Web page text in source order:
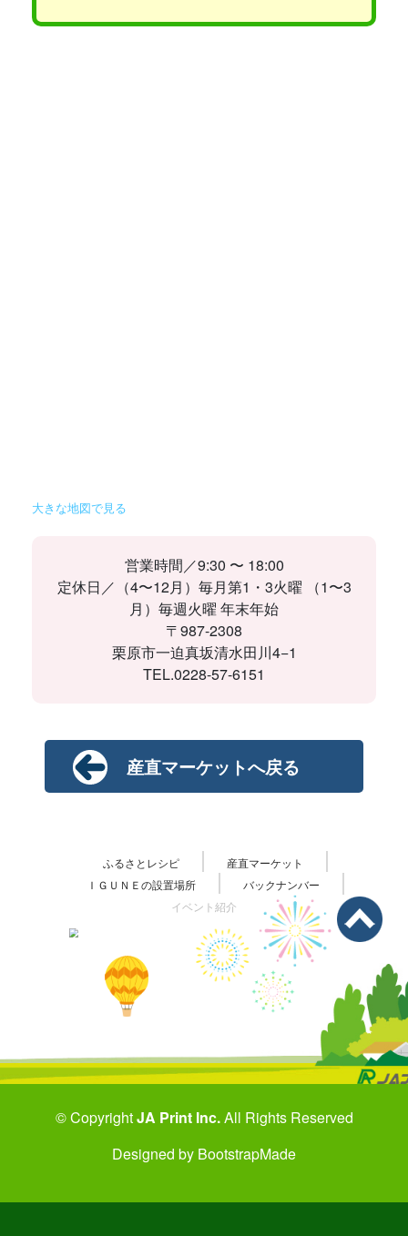
大きな地図で見る
営業時間／9:30 〜 18:00
定休日／（4〜12月）毎月第1・3火曜 （1〜3
月）毎週火曜 年末年始
〒987-2308
栗原市一迫真坂清水田川4−1
TEL.0228-57-6151
産直マーケットへ戻る
ふるさとレシピ
産直マーケット
ＩＧＵＮＥの設置場所
バックナンバー
イベント紹介
© CopyrightJA Print Inc.All Rights Reserved
Designed by BootstrapMade